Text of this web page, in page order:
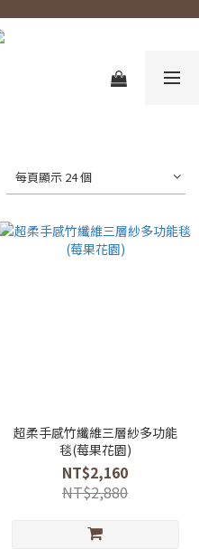
每頁顯示 24 個
超柔手感竹纖維三層紗多功能
毯(莓果花園)
NT$2,160
NT$2,880